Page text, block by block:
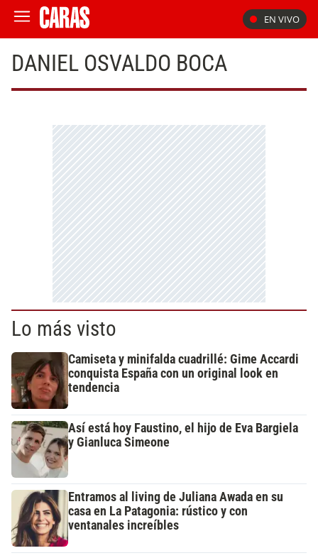
EN VIVO
DANIEL OSVALDO BOCA
Lo más visto
Camiseta y minifalda cuadrillé: Gime Accardi
conquista España con un original look en
tendencia
Así está hoy Faustino, el hijo de Eva Bargiela
y Gianluca Simeone
Entramos al living de Juliana Awada en su
casa en La Patagonia: rústico y con
ventanales increíbles